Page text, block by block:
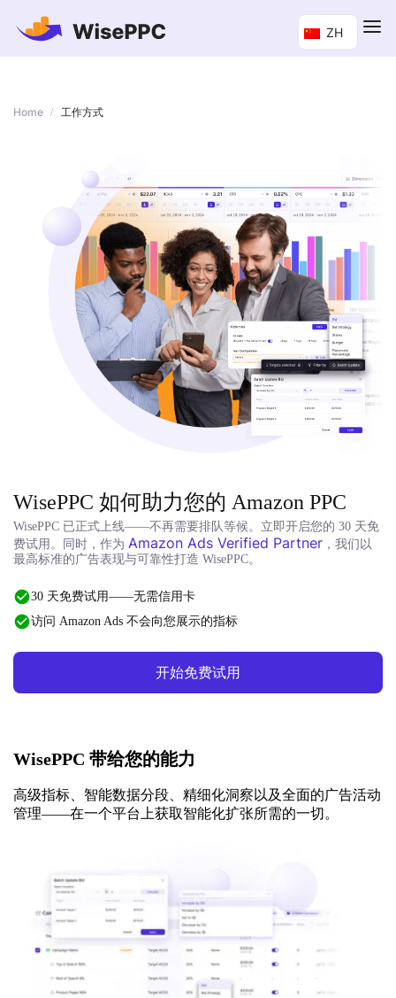
ZH
Home / 工作方式
WisePPC 如何助力您的 Amazon PPC
WisePPC 已正式上线——不再需要排队等候。立即开启您的 30 天免
费试用。同时，作为 Amazon Ads Verified Partner ，我们以
最高标准的广告表现与可靠性打造 WisePPC。
30 天免费试用——无需信用卡
访问 Amazon Ads 不会向您展示的指标
开始免费试用
WisePPC 带给您的能力
高级指标、智能数据分段、精细化洞察以及全面的广告活动
管理——在一个平台上获取智能化扩张所需的一切。